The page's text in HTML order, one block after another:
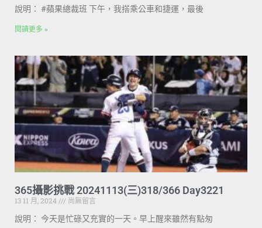
說明： #蘋果總裁班 下午，我搭乘公車和捷運，最後
閱讀更多 »
365攝影挑戰 20241113(三)318/366 Day3221
13 11 月, 2024
尚無留言
說明： 今天是忙碌又充實的一天。早上醒來雖然有點匆